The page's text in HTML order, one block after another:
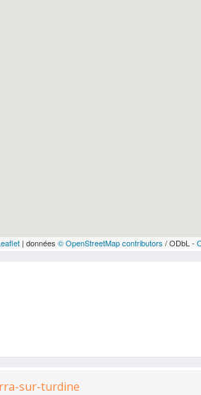
| données © OpenStreetMap contributors / ODbL -
sur-turdine